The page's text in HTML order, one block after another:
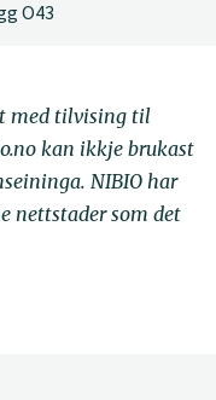
O43
med tilvising til
kan ikkje brukast
NIBIO har
nettstader som det